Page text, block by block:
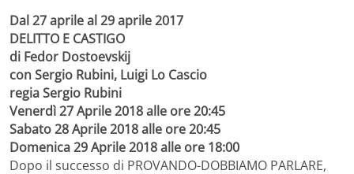
Dal 27 aprile al 29 aprile 2017
DELITTO E CASTIGO
di Fedor Dostoevskij
con Sergio Rubini, Luigi Lo Cascio
regia Sergio Rubini
Venerdì 27 Aprile 2018 alle ore 20:45
Sabato 28 Aprile 2018 alle ore 20:45
Domenica 29 Aprile 2018 alle ore 18:00
Dopo il successo di PROVANDO-DOBBIAMO PARLARE,